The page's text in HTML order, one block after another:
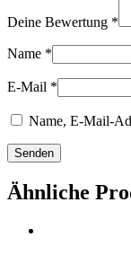
Deine Bewertung *
Name *
E-Mail *
Name, E-Mail-
Ähnliche